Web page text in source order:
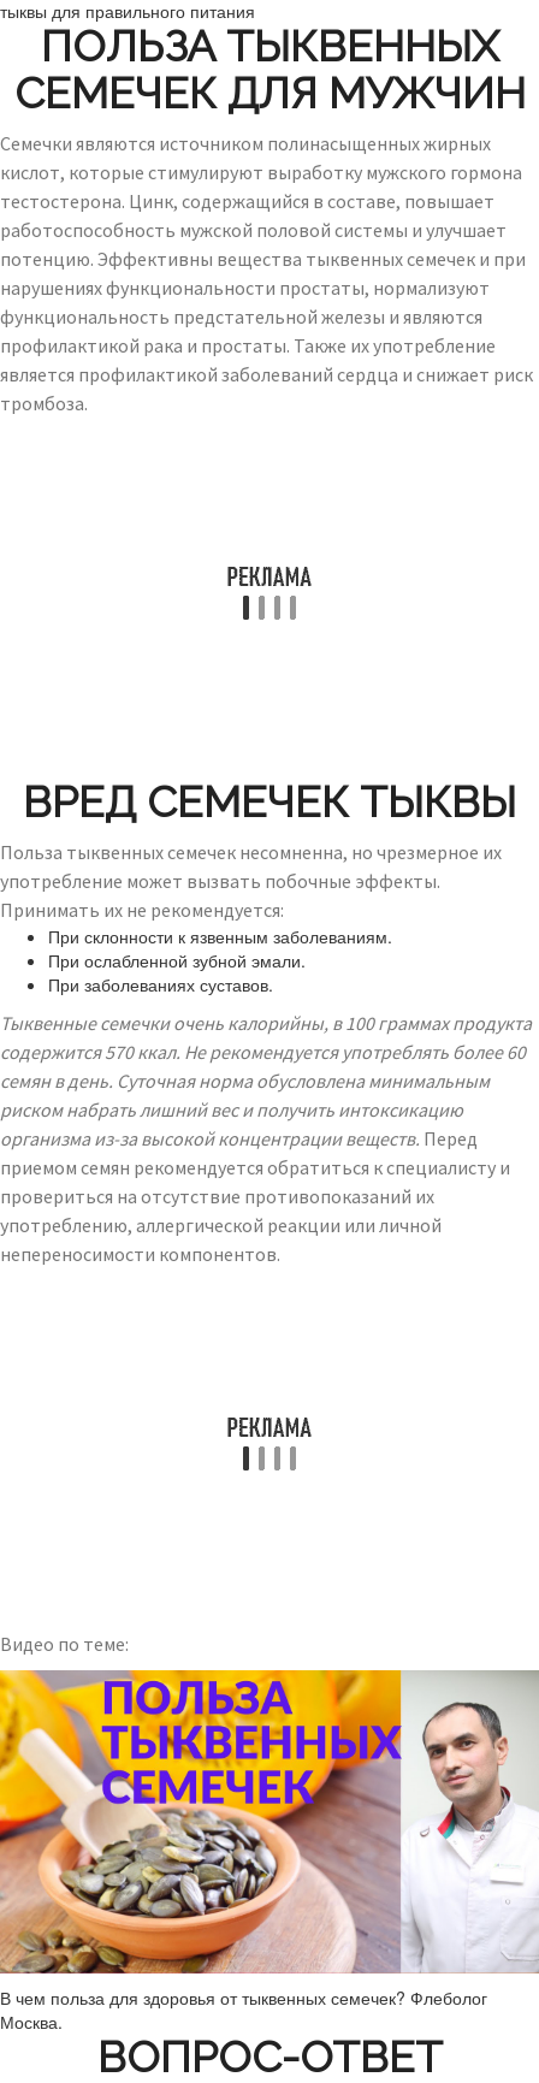
тыквы для правильного питания
ПОЛЬЗА ТЫКВЕННЫХ
СЕМЕЧЕК ДЛЯ МУЖЧИН
Семечки являются источником полинасыщенных жирных
кислот, которые стимулируют выработку мужского гормона
тестостерона. Цинк, содержащийся в составе, повышает
работоспособность мужской половой системы и улучшает
потенцию. Эффективны вещества тыквенных семечек и при
нарушениях функциональности простаты, нормализуют
функциональность предстательной железы и являются
профилактикой рака и простаты. Также их употребление
является профилактикой заболеваний сердца и снижает риск
тромбоза.
ВРЕД СЕМЕЧЕК ТЫКВЫ
Польза тыквенных семечек несомненна, но чрезмерное их
употребление может вызвать побочные эффекты.
Принимать их не рекомендуется:
При склонности к язвенным заболеваниям.
При ослабленной зубной эмали.
При заболеваниях суставов.
Тыквенные семечки очень калорийны, в 100 граммах продукта
содержится 570 ккал. Не рекомендуется употреблять более 60
семян в день. Суточная норма обусловлена минимальным
риском набрать лишний вес и получить интоксикацию
организма из-за высокой концентрации веществ. Перед
приемом семян рекомендуется обратиться к специалисту и
провериться на отсутствие противопоказаний их
употреблению, аллергической реакции или личной
непереносимости компонентов.
Видео по теме:
В чем польза для здоровья от тыквенных семечек? Флеболог
Москва.
ВОПРОС-ОТВЕТ